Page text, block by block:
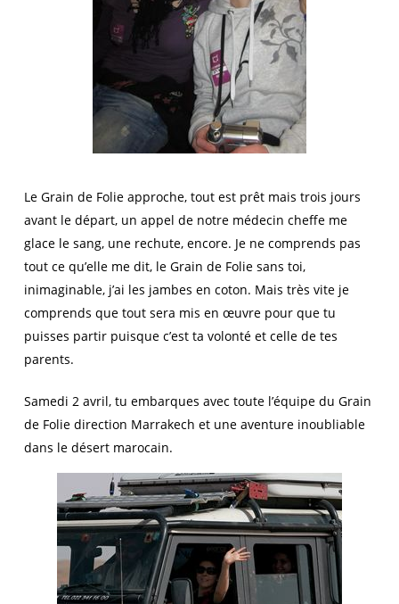
Le Grain de Folie approche, tout est prêt mais trois jours
avant le départ, un appel de notre médecin cheffe me
glace le sang, une rechute, encore. Je ne comprends pas
tout ce qu’elle me dit, le Grain de Folie sans toi,
inimaginable, j’ai les jambes en coton. Mais très vite je
comprends que tout sera mis en œuvre pour que tu
puisses partir puisque c’est ta volonté et celle de tes
parents.
Samedi 2 avril, tu embarques avec toute l’équipe du Grain
de Folie direction Marrakech et une aventure inoubliable
dans le désert marocain.